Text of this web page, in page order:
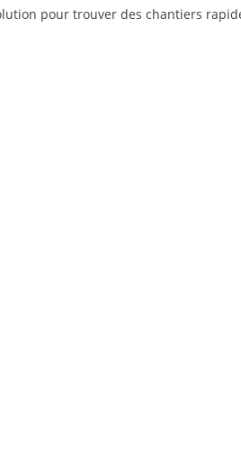
pour trouver des chantiers